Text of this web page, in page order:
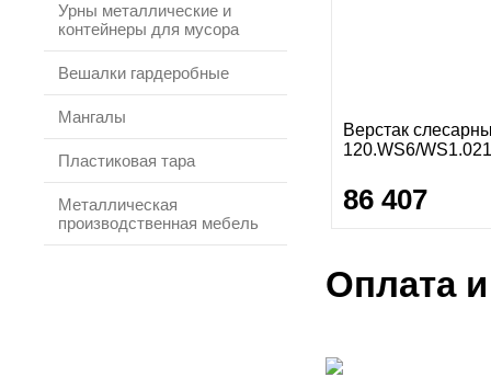
Урны металлические и
контейнеры для мусора
Вешалки гардеробные
Мангалы
Пластиковая тара
Металлическая
производственная мебель
Верстак
120.WS6/WS1.021
86 407
Оплата